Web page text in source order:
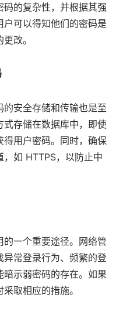
的复杂性，并根据其强
可以得知他们的密码是
改。
安全存储和传输也是至
式存储在数据库中，即使
用户密码。同时，确保
如 HTTPS，以防止中
一个重要途径。网络管
常登录行为、频繁的登
示弱密码的存在。如果
取相应的措施。